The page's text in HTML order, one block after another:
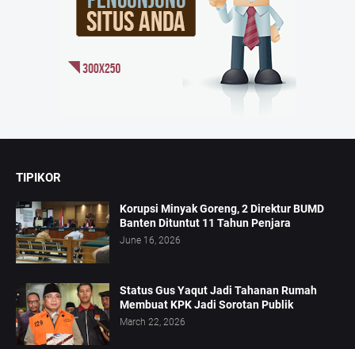
TIPIKOR
Korupsi Minyak Goreng, 2 Direktur BUMD
Banten Dituntut 11 Tahun Penjara
June 16, 2026
Status Gus Yaqut Jadi Tahanan Rumah
Membuat KPK Jadi Sorotan Publik
March 22, 2026